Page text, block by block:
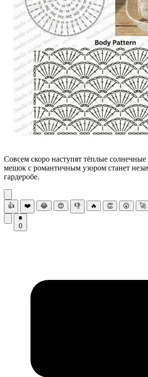
Совсем скоро наступят тёплые
мешок с романтичным узором станет
гардеробе.
👍 ❤️ 😂 😍 👎 🔥 👏 😮 🚀
0